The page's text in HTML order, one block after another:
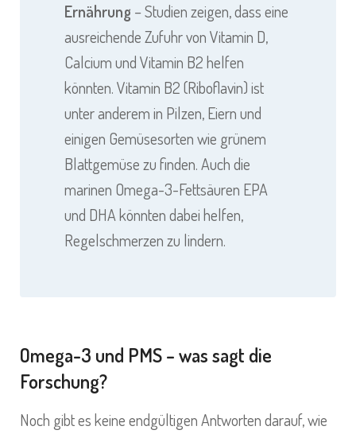
Ernährung – Studien zeigen, dass eine
ausreichende Zufuhr von Vitamin D,
Calcium und Vitamin B2 helfen
könnten. Vitamin B2 (Riboflavin) ist
unter anderem in Pilzen, Eiern und
einigen Gemüsesorten wie grünem
Blattgemüse zu finden. Auch die
marinen Omega-3-Fettsäuren EPA
und DHA könnten dabei helfen,
Regelschmerzen zu lindern.
Omega-3 und PMS – was sagt die
Forschung?
Noch gibt es keine endgültigen Antworten darauf, wie